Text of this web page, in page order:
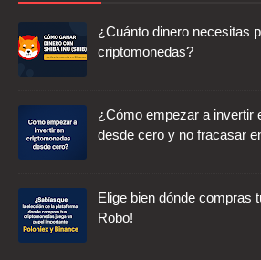
¿Cuánto dinero necesitas
criptomonedas?
¿Cómo empezar a invertir
desde cero y no fracasar
Elige bien dónde compras
Robo!